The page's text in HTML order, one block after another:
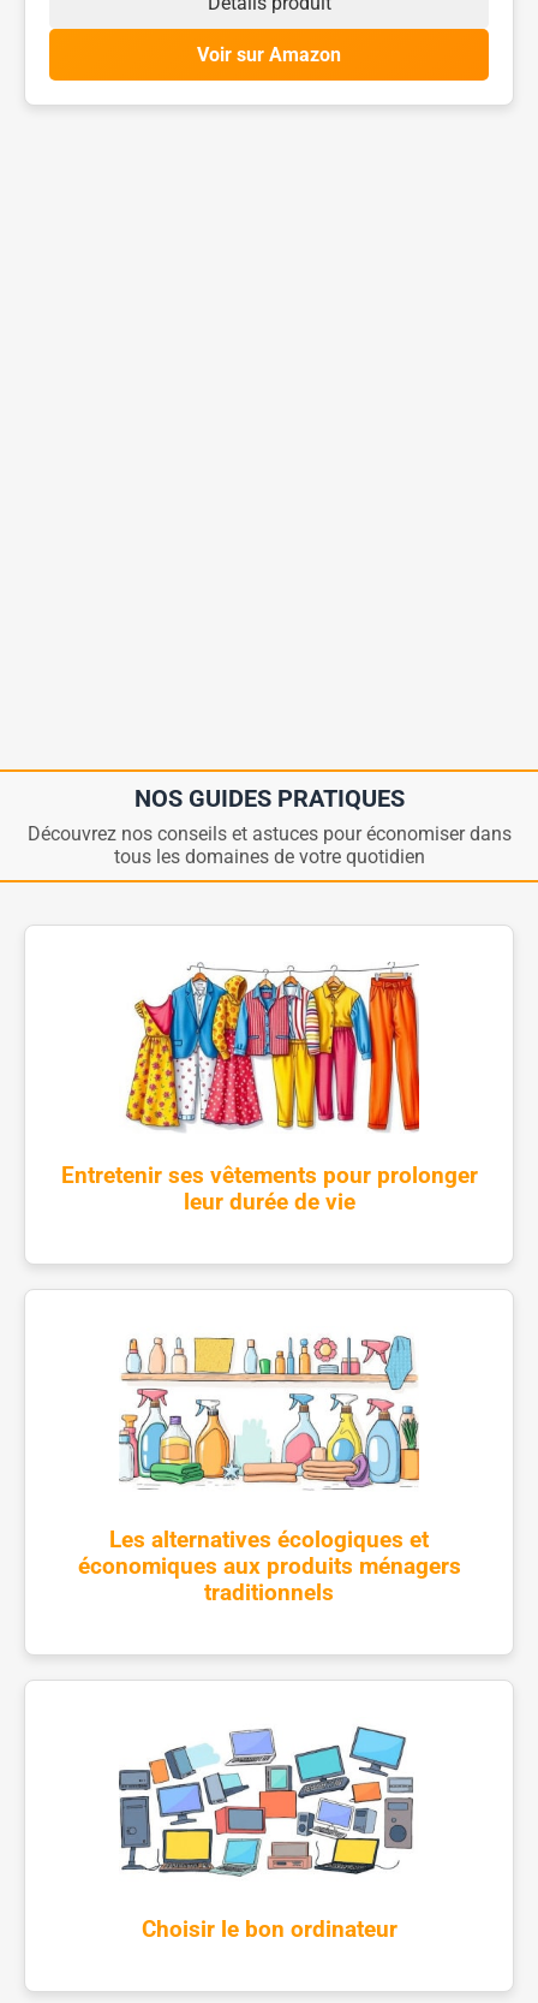
Voir sur Amazon
NOS GUIDES PRATIQUES
Découvrez nos conseils et astuces pour économiser dans
tous les domaines de votre quotidien
Entretenir ses vêtements pour prolonger
leur durée de vie
Les alternatives écologiques et
économiques aux produits ménagers
traditionnels
Choisir le bon ordinateur